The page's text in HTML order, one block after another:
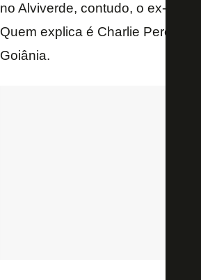
no Alviverde, contudo, o ex-
Quem explica é Charlie Pereira,
Goiânia.